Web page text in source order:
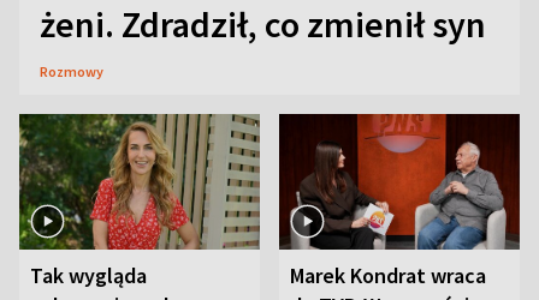
żeni. Zdradził, co zmienił syn
Rozmowy
Tak wygląda
Marek Kondrat wraca